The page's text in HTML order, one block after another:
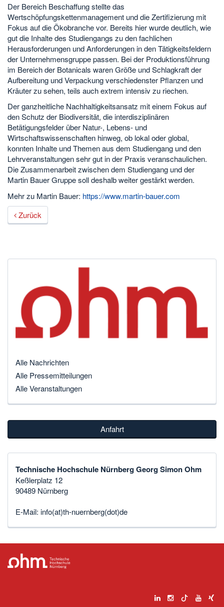
Der Bereich Beschaffung stellte das
Wertschöpfungskettenmanagement und die Zertifizierung mit
Fokus auf die Ökobranche vor. Bereits hier wurde deutlich, wie
gut die Inhalte des Studiengangs zu den fachlichen
Herausforderungen und Anforderungen in den Tätigkeitsfeldern
der Unternehmensgruppe passen. Bei der Produktionsführung
im Bereich der Botanicals waren Größe und Schlagkraft der
Aufbereitung und Verpackung verschiedenster Pflanzen und
Kräuter zu sehen, teils auch extrem intensiv zu riechen.
Der ganzheitliche Nachhaltigkeitsansatz mit einem Fokus auf
den Schutz der Biodiversität, die interdisziplinären
Betätigungsfelder über Natur-, Lebens- und
Wirtschaftswissenschaften hinweg, ob lokal oder global,
konnten Inhalte und Themen aus dem Studiengang und den
Lehrveranstaltungen sehr gut in der Praxis veranschaulichen.
Die Zusammenarbeit zwischen dem Studiengang und der
Martin Bauer Gruppe soll deshalb weiter gestärkt werden.
Mehr zu Martin Bauer: https://www.martin-bauer.com
Zurück
Alle Nachrichten
Alle Pressemitteilungen
Alle Veranstaltungen
Anfahrt
Technische Hochschule Nürnberg Georg Simon Ohm
Keßlerplatz 12
90489 Nürnberg
E-Mail: info(at)th-nuernberg(dot)de